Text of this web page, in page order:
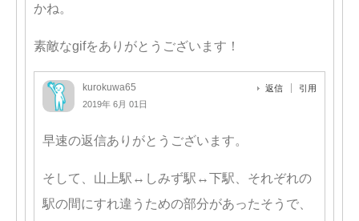
かね。
素敵なgifをありがとうございます！
kurokuwa65
2019年 6月 01日
返信 引用
早速の返信ありがとうございます。
そして、山上駅↔しみず駅↔下駅、それぞれの
駅の間にすれ違うための部分があったそうで、